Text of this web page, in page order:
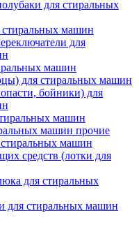
для стиральных
машин
для
машин
для стиральных машин
бойники) для
машин
машин прочие
машин
средств (лотки для
для стиральных
для стиральных машин